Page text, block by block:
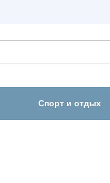
Спорт и отдых